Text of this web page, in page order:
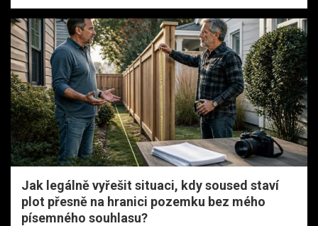
Jak legálně vyřešit situaci, kdy soused staví
plot přesně na hranici pozemku bez mého
písemného souhlasu?